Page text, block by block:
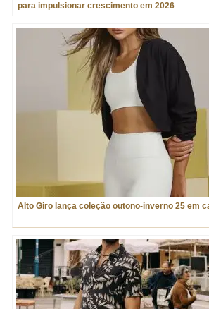
para impulsionar crescimento em 2026
Alto Giro lança coleção outono-inverno 25 em